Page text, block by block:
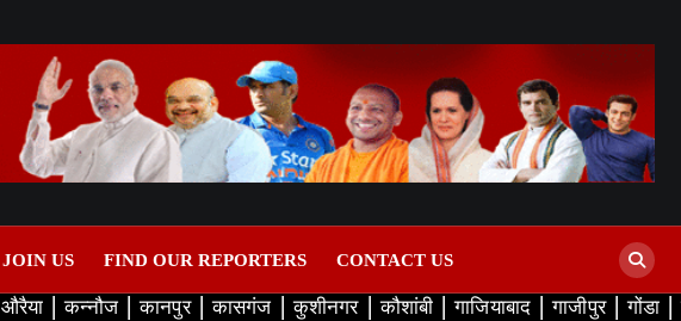
JOIN US FIND OUR REPORTERS CONTACT US
औरैया कन्नौज कानपुर कासगंज कुशीनगर कौशांबी गाजियाबाद गाजीपुर गोंडा